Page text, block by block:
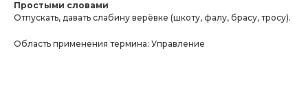
Простыми словами
Отпускать, давать слабину верёвке (шкоту, фалу, брасу, тросу).
Область применения термина: Управление